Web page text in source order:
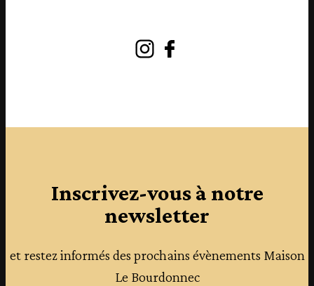
Instagram
Inscrivez-vous à notre
newsletter
et restez informés des prochains évènements Maison
Le Bourdonnec